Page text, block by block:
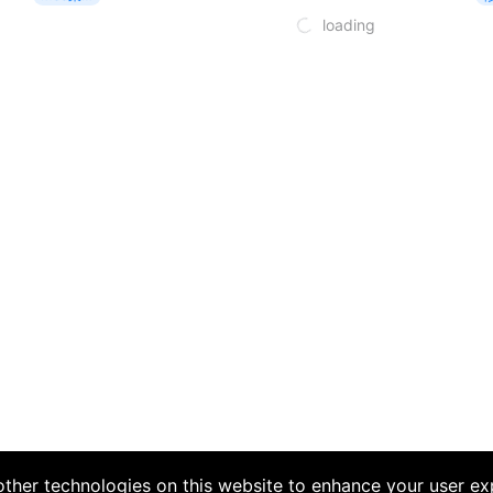
technologies on this website to enhance your user
loading